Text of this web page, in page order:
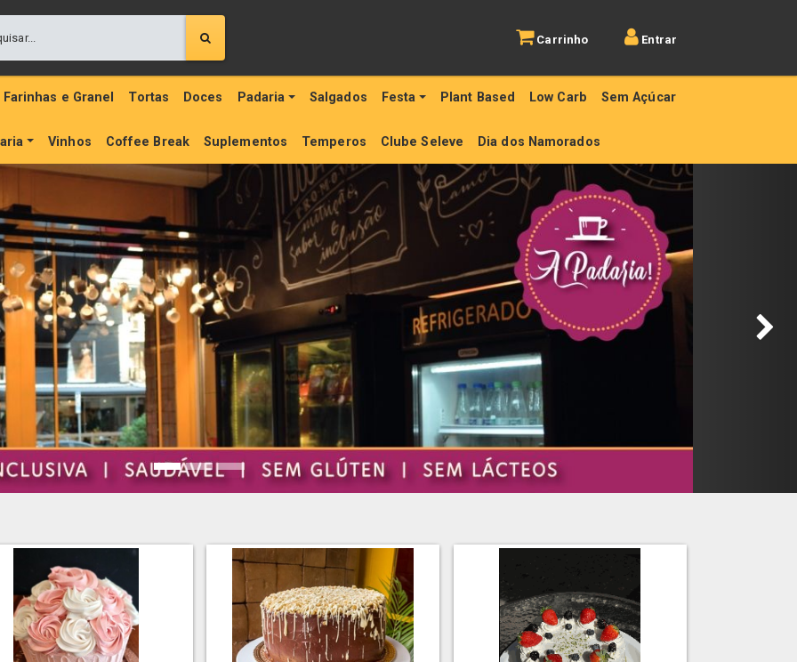
Carrinho Entrar
Farinhas e Granel Tortas Doces Padaria Salgados Festa Plant Based Low Carb Sem Açúcar
Vinhos Coffee Break Suplementos Temperos Clube Seleve Dia dos Namorados